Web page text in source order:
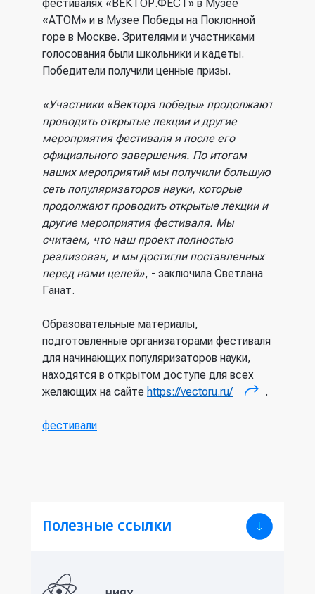
фестивалях «ВЕКТОР.ФЕСТ» в Музее
«АТОМ» и в Музее Победы на Поклонной
горе в Москве. Зрителями и участниками
голосования были школьники и кадеты.
Победители получили ценные призы.
«Участники «Вектора победы» продолжают
проводить открытые лекции и другие
мероприятия фестиваля и после его
официального завершения. По итогам
наших мероприятий мы получили большую
сеть популяризаторов науки, которые
продолжают проводить открытые лекции и
другие мероприятия фестиваля. Мы
считаем, что наш проект полностью
реализован, и мы достигли поставленных
перед нами целей», - заключила Светлана
Ганат.
Образовательные материалы,
подготовленные организаторами фестиваля
для начинающих популяризаторов науки,
находятся в открытом доступе для всех
желающих на сайте https://vectoru.ru/
(внешняя
.
фестивали
Полезные ссылки